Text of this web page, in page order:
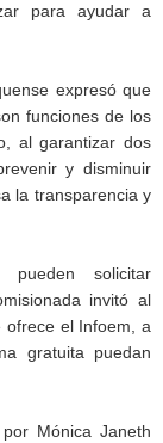
para ayudar a
expresó que
funciones de los
al garantizar dos
y disminuir
la transparencia y
pueden solicitar
invitó al
ofrece el Infoem, a
gratuita puedan
Mónica Janeth